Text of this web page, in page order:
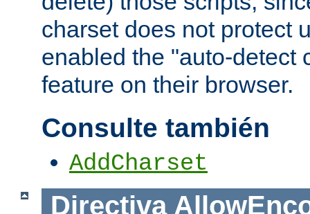
charset does not protect
enabled the "auto-detect
feature on their browser.
Consulte también
AddCharset
Directiva